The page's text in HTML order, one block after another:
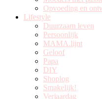
Opvoeding en
Lifestyle
Duurzaam leven
Persoonlijk
MAMA.lijnt
Geloof
Papa
DIY
Shoplog
Smakelijk!
Verjaardag